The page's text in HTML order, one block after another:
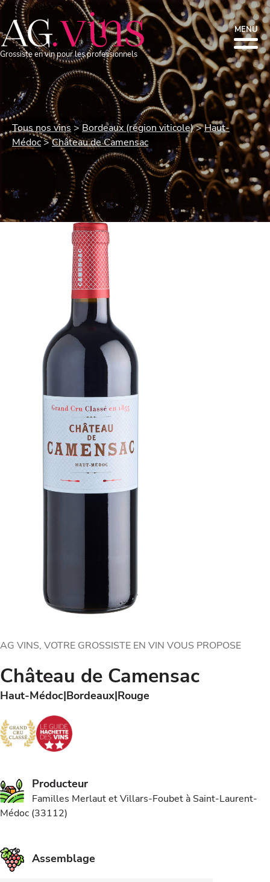
Grossiste en vin pour les professionnels
MENU
Tous nos vins Bordeaux (région viticole)
Haut-
Médoc
Château de Camensac
AG VINS, VOTRE GROSSISTE EN VIN VOUS PROPOSE
Château de Camensac
Haut-Médoc Bordeaux Rouge
Producteur
Familles Merlaut et Villars-Foubet à Saint-Laurent-
Médoc (33112)
Assemblage